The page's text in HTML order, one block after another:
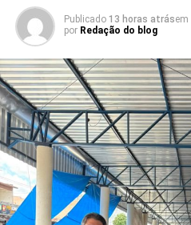
Publicado 13 horas atrásem
por Redação do blog